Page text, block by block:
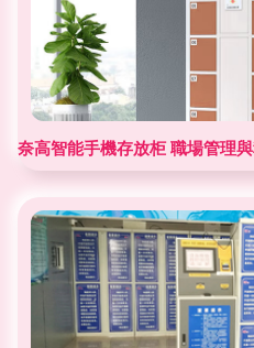
奈高智能手機存放柜 職場管理